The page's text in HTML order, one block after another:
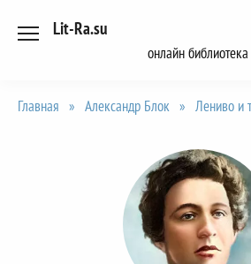
Lit-Ra.su
онлайн библиотека
Главная » Александр Блок » Лениво и